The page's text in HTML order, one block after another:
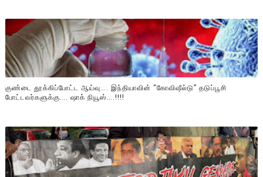
குண்டை தூக்கிப்போட்ட ஆய்வு…. இந்தியாவின் “கோவிஷீல்டு” தடுப்பூசி
போட்டவர்களுக்கு…. ஷாக் நியூஸ்….!!!!